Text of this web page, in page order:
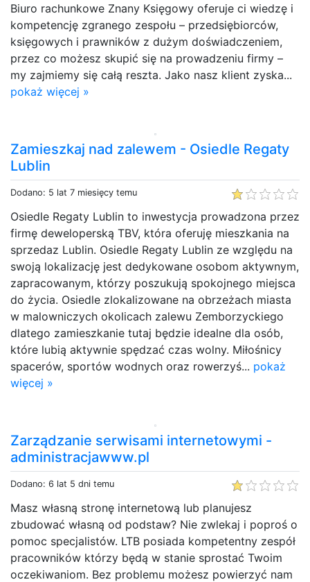
Biuro rachunkowe Znany Księgowy oferuje ci wiedzę i
kompetencję zgranego zespołu – przedsiębiorców,
księgowych i prawników z dużym doświadczeniem,
przez co możesz skupić się na prowadzeniu firmy –
my zajmiemy się całą reszta. Jako nasz klient zyska...
pokaż więcej »
Zamieszkaj nad zalewem - Osiedle Regaty
Lublin
Dodano: 5 lat 7 miesięcy temu
Osiedle Regaty Lublin to inwestycja prowadzona przez
firmę deweloperską TBV, która oferuję mieszkania na
sprzedaz Lublin. Osiedle Regaty Lublin ze względu na
swoją lokalizację jest dedykowane osobom aktywnym,
zapracowanym, którzy poszukują spokojnego miejsca
do życia. Osiedle zlokalizowane na obrzeżach miasta
w malowniczych okolicach zalewu Zemborzyckiego
dlatego zamieszkanie tutaj będzie idealne dla osób,
które lubią aktywnie spędzać czas wolny. Miłośnicy
spacerów, sportów wodnych oraz rowerzyś... pokaż
więcej »
Zarządzanie serwisami internetowymi -
administracjawww.pl
Dodano: 6 lat 5 dni temu
Masz własną stronę internetową lub planujesz
zbudować własną od podstaw? Nie zwlekaj i poproś o
pomoc specjalistów. LTB posiada kompetentny zespół
pracowników którzy będą w stanie sprostać Twoim
oczekiwaniom. Bez problemu możesz powierzyć nam